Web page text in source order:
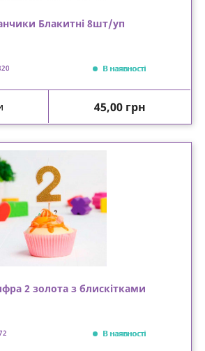
Блакитні 8шт/уп
В наявності
Ціна
45,00 грн
2 золота з блискітками
В наявності